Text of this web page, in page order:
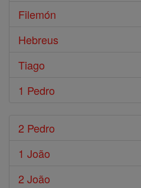
Filemón
Hebreus
Tiago
1 Pedro
2 Pedro
1 João
2 João